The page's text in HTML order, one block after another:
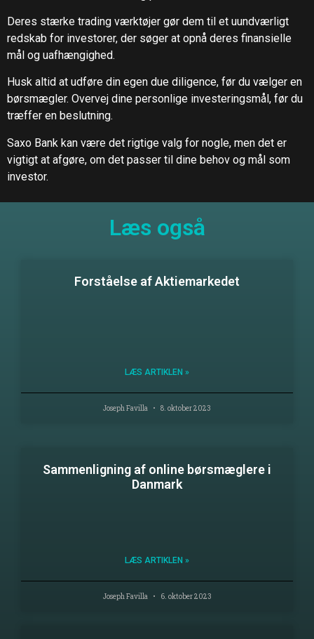
Deres stærke trading værktøjer gør dem til et uundværligt
redskab for investorer, der søger at opnå deres finansielle
mål og uafhængighed.
Husk altid at udføre din egen due diligence, før du vælger en
børsmægler. Overvej dine personlige investeringsmål, før du
træffer en beslutning.
Saxo Bank kan være det rigtige valg for nogle, men det er
vigtigt at afgøre, om det passer til dine behov og mål som
investor.
Læs også
Forståelse af Aktiemarkedet
LÆS ARTIKLEN »
Joseph Favilla 8. oktober 2023
Sammenligning af online børsmæglere i
Danmark
LÆS ARTIKLEN »
Joseph Favilla 6. oktober 2023